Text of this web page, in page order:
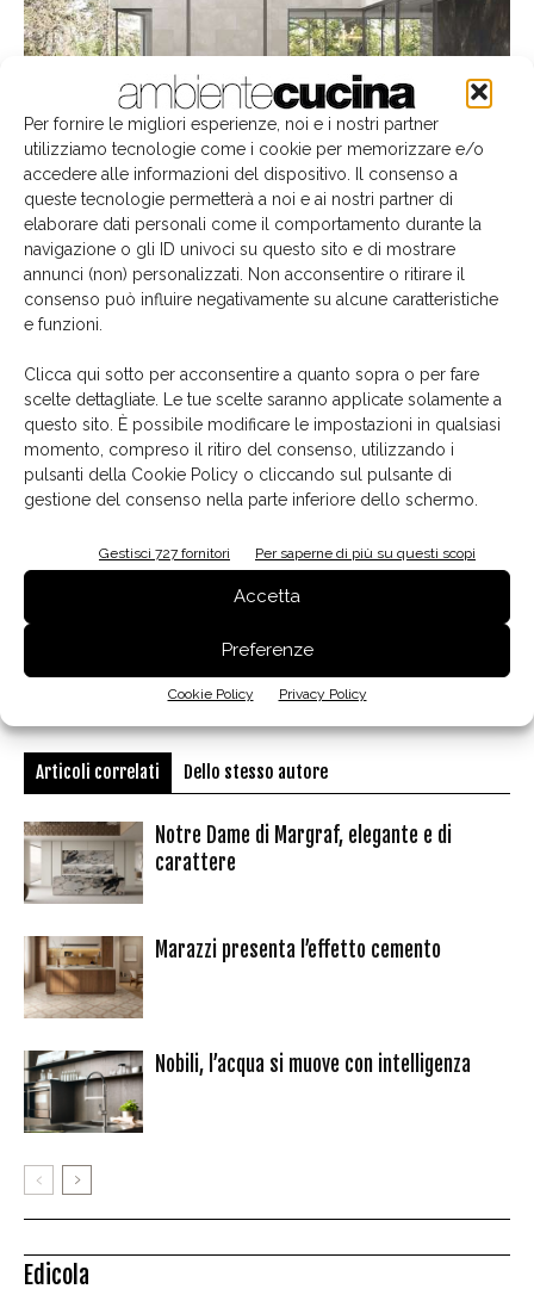
Per fornire le migliori esperienze, noi e i nostri partner
utilizziamo tecnologie come i cookie per memorizzare e/o
accedere alle informazioni del dispositivo. Il consenso a
queste tecnologie permetterà a noi e ai nostri partner di
elaborare dati personali come il comportamento durante la
navigazione o gli ID univoci su questo sito e di mostrare
annunci (non) personalizzati. Non acconsentire o ritirare il
consenso può influire negativamente su alcune caratteristiche
e funzioni.
Clicca qui sotto per acconsentire a quanto sopra o per fare
scelte dettagliate. Le tue scelte saranno applicate solamente a
questo sito. È possibile modificare le impostazioni in qualsiasi
momento, compreso il ritiro del consenso, utilizzando i
pulsanti della Cookie Policy o cliccando sul pulsante di
gestione del consenso nella parte inferiore dello schermo.
Gestisci 727 fornitori Per saperne di più su questi scopi
Accetta
Preferenze
Cookie Policy Privacy Policy
FMG: pavimenti e rivestimenti in MaxFine Art Stone, tonalità Intensive White e
Mystic Black
TAG black colori domotica gres Grey
Hypertouch
lapideo
lastre MaxFine Art Stone metalli
metallo
pietra
sensori sostenibilità superficie capacitiva White
Twitter
Articoli correlati Dello stesso autore
Notre Dame di Margraf, elegante e di
carattere
Marazzi presenta l’effetto cemento
Nobili, l’acqua si muove con intelligenza
Edicola